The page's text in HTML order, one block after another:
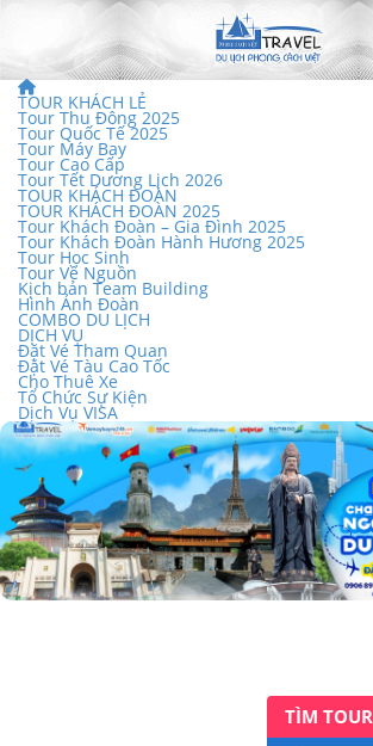
TOUR KHÁCH LẺ
Tour Thu Đông 2025
Tour Quốc Tế 2025
Tour Máy Bay
Tour Cao Cấp
Tour Tết Dương Lịch 2026
TOUR KHÁCH ĐOÀN
TOUR KHÁCH ĐOÀN 2025
Tour Khách Đoàn – Gia Đình 2025
Tour Khách Đoàn Hành Hương 2025
Tour Học Sinh
Tour Về Nguồn
Kịch bản Team Building
Hình Ảnh Đoàn
COMBO DU LỊCH
DỊCH VỤ
Đặt Vé Tham Quan
Đặt Vé Tàu Cao Tốc
Cho Thuê Xe
Tổ Chức Sự Kiện
Dịch Vụ VISA
TÌM TOUR